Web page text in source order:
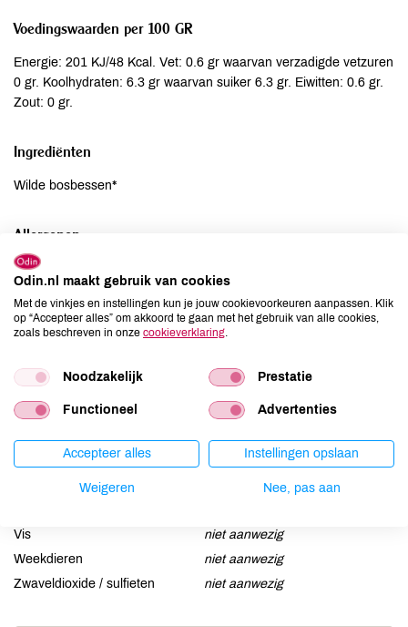
Voedingswaarden per 100 GR
Energie: 201 KJ/48 Kcal. Vet: 0.6 gr waarvan verzadigde vetzuren
0 gr. Koolhydraten: 6.3 gr waarvan suiker 6.3 gr. Eiwitten: 0.6 gr.
Zout: 0 gr.
Ingrediënten
Wilde bosbessen*
Allergenen
Aardnoten
Gluten
niet aanwezig
niet aanwezig
Lupine
niet aanwezig
Noten
niet aanwezig
Schaaldieren
niet aanwezig
Selderij
niet aanwezig
niet aanwezig
Vis
niet aanwezig
Weekdieren
niet aanwezig
Zwaveldioxide / sulfieten
niet aanwezig
Odin.nl maakt gebruik van cookies
Met de vinkjes en instellingen kun je jouw cookievoorkeuren aanpassen. Klik
op “Accepteer alles” om akkoord te gaan met het gebruik van alle cookies,
zoals beschreven in onze cookieverklaring
Noodzakelijk Prestatie
Functioneel Advertenties
Accepteer alles Instellingen opslaan
Weigeren Nee, pas aan